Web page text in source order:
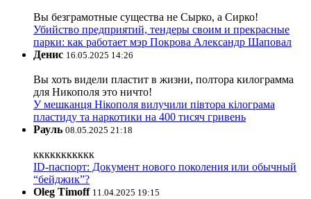
Вы безграмотные существа не Сырко, а Сирко!
Убийство предприятий, тендеры своим и прекрасные
парки: как работает мэр Покрова Александр Шаповал
Денис 16.05.2025 14:26
Вы хоть видели пластит в жизни, полтора килограмма
для Никополя это ничто!
У мешканця Нікополя вилучили півтора кілограма
пластиду та наркотики на 400 тисяч гривень
Рауль 08.05.2025 21:18
ккккккккккк
ID-паспорт: Документ нового поколения или обычный
“бейджик”?
Oleg Timoff 11.04.2025 19:15